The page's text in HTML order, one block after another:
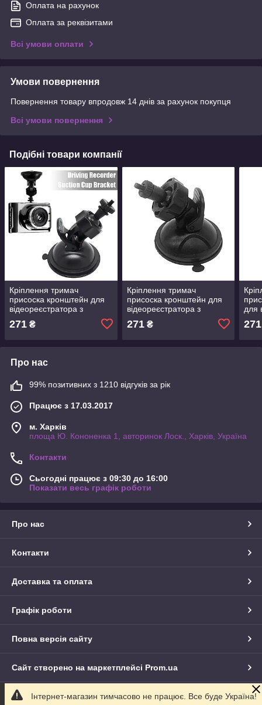
Оплата на рахунок
Оплата за реквізитами
Всі умови оплати
Умови повернення
Повернення товару впродовж 14 днів за рахунок покупця
Всі умови повернення
Подібні товари компанії
Кріплення тримач
присоска кронштейн для
відеореєстратора з
тонкою різьбою гвинтом
діаметр різьби 4 мм
271 ₴
Кріплення тримач
присоска кронштейн для
відеореєстратора з
тонкою різьбою гвинтом
діаметр різьби 4 мм
271₴
для
271
Про нас
99% позитивних з 1210 відгуків за рік
Працює з 17.03.2017
м. Харків
площа Ю. Кононенка 1, авторинок Лоск., Харків, Україна
Контакти
Сьогодні працює з 09:30 до 16:00
Показати весь графік роботи
Про нас
Контакти
Доставка та оплата
Графік роботи
Повна версія сайту
Сайт створено на маркетплейсі Prom.ua
Політика конфіденційності
Інтернет-магазин тимчасово не працює. Все буде Україна!